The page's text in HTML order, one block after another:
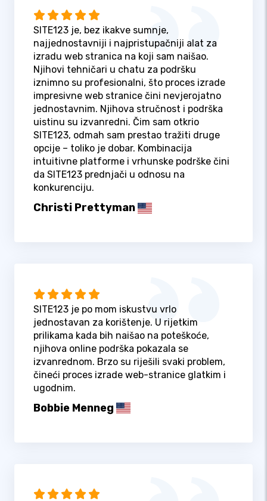
SITE123 je, bez ikakve sumnje,
najjednostavniji i najpristupačniji alat za
izradu web stranica na koji sam naišao.
Njihovi tehničari u chatu za podršku
iznimno su profesionalni, što proces izrade
impresivne web stranice čini nevjerojatno
jednostavnim. Njihova stručnost i podrška
uistinu su izvanredni. Čim sam otkrio
SITE123, odmah sam prestao tražiti druge
opcije – toliko je dobar. Kombinacija
intuitivne platforme i vrhunske podrške čini
da SITE123 prednjači u odnosu na
konkurenciju.
Christi Prettyman
SITE123 je po mom iskustvu vrlo
jednostavan za korištenje. U rijetkim
prilikama kada bih naišao na poteškoće,
njihova online podrška pokazala se
izvanrednom. Brzo su riješili svaki problem,
čineći proces izrade web-stranice glatkim i
ugodnim.
Bobbie Menneg